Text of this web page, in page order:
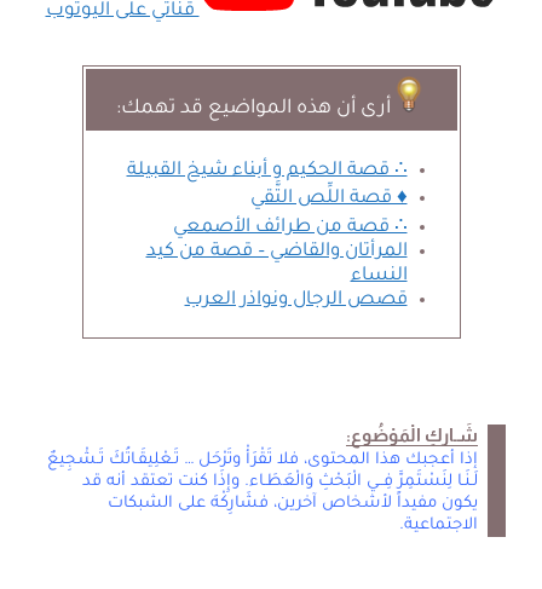
قناتي على اليوتوب
أرى أن هذه المواضيع قد تهمك:
∴ قصة الحكيم و أبناء شيخ القبيلة
♦ قصة اللِّص التَّقي
∴ قصة من طرائف الأصمعي
المرأتان والقاضي – قصة من كيد
النساء
قصص الرجال ونواذر العرب
شَـاركِ الْمَوْضُوع:
إذا أعجبك هذا المحتوى، فلا تَقْرَأْ وتَرْحَل … تَـعْلِيقَـاتُكَ تَـشْجِيعٌ
لَـنَـا لِنَسْتَمِرَّ فِــي الْبَحْثِ وَالْعَطَـاء. وإِذَا كنت تعتقد أنه قد
يكون مفيداً لأشخاص آخرين، فشَارِكْهَ على الشبكات
الاجتماعية.